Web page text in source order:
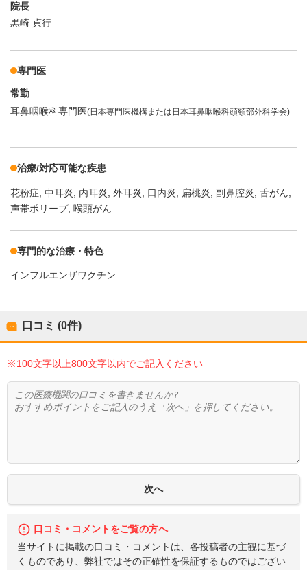
院長
黒崎 貞行
専門医
常勤
耳鼻咽喉科専門医(日本専門医機構または日本耳鼻咽喉科頭頸部外科学会)
治療/対応可能な疾患
花粉症 中耳炎 内耳炎 外耳炎 口内炎 扁桃炎 副鼻腔炎 舌がん
声帯ポリープ 喉頭がん
専門的な治療・特色
インフルエンザワクチン
口コミ (0件)
※100文字以上800文字以内でご記入ください
口コミ・コメントをご覧の方へ
当サイトに掲載の口コミ・コメントは、各投稿者の主観に基づ
くものであり、弊社ではその正確性を保証するものではござい